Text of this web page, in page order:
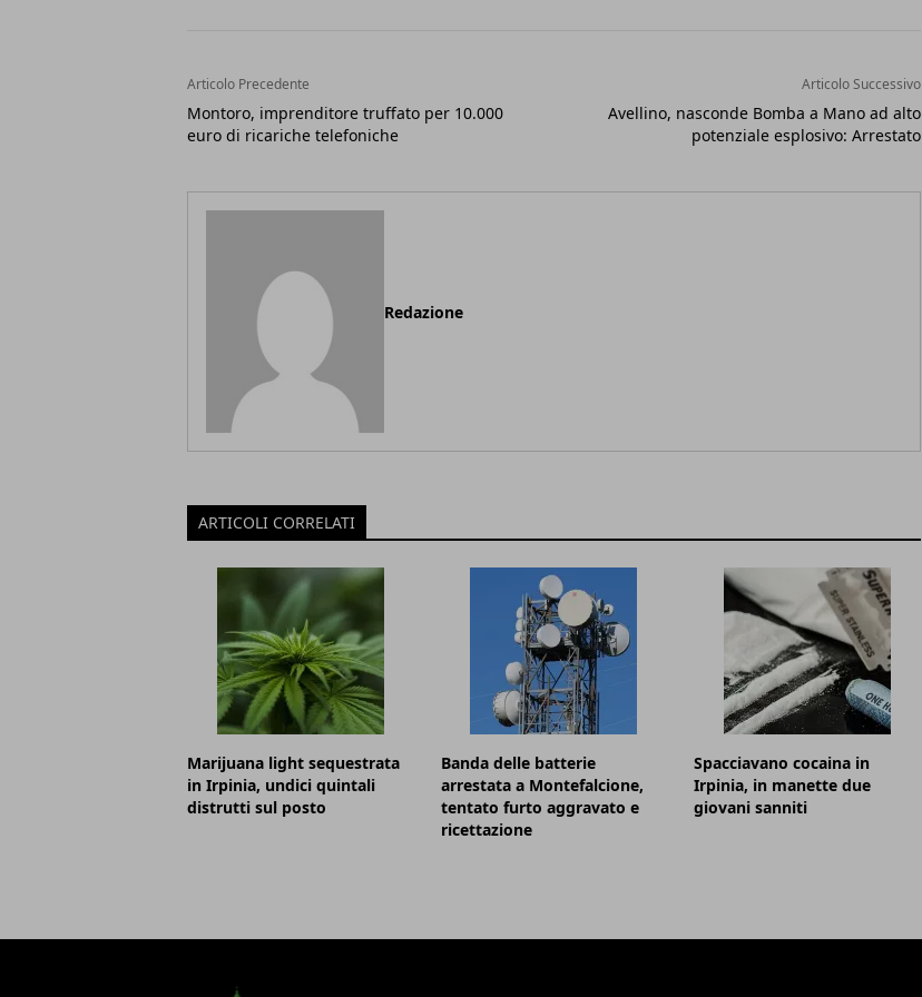
Articolo Precedente
Montoro, imprenditore truffato per 10.000
euro di ricariche telefoniche
Articolo Successivo
Avellino, nasconde Bomba a Mano ad alto
potenziale esplosivo: Arrestato
Redazione
ARTICOLI CORRELATI
Marijuana light sequestrata
in Irpinia, undici quintali
distrutti sul posto
Banda delle batterie
arrestata a Montefalcione,
tentato furto aggravato e
ricettazione
Spacciavano cocaina in
Irpinia, in manette due
giovani sanniti